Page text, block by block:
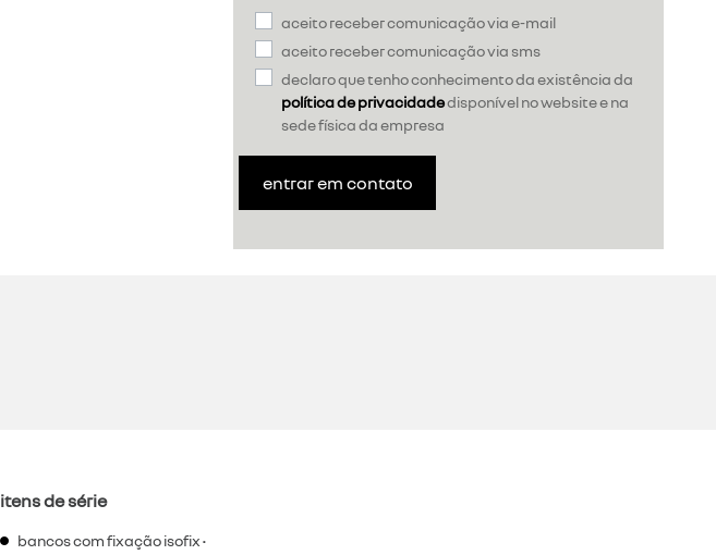
aceito receber comunicação via e-mail
aceito receber comunicação via sms
declaro que tenho conhecimento da existência da
política de privacidadedisponível no website e na
sede física da empresa
entrar em contato
itens de série
bancos com fixação isofix •